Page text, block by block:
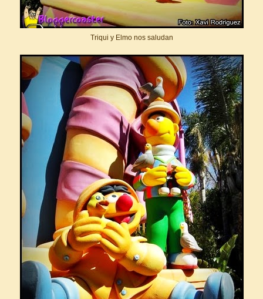
Triqui y Elmo nos saludan